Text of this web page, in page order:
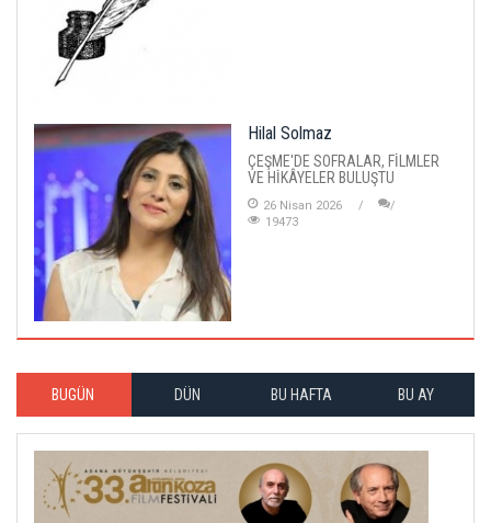
Hilal Solmaz
ÇEŞME'DE SOFRALAR, FİLMLER
VE HİKÂYELER BULUŞTU
26 Nisan 2026
19473
BUGÜN DÜN BU HAFTA BU AY